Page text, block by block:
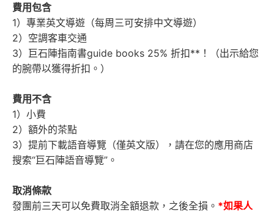
費用包含
1）專業英文導遊（每周三可安排中文導遊）
2）空調客車交通
3）巨石陣指南書guide books 25% 折扣**！（出示給您
的腕帶以獲得折扣。）
費用不含
1）小費
2）額外的茶點
3）提前下載語音導覽（僅英文版），請在您的應用商店
搜索“巨石陣語音導覽”。
取消條款
發團前三天可以免費取消全額退款，之後全損。 *如果人